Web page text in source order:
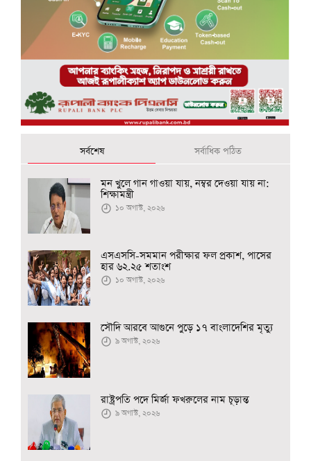
সর্বশেষ সর্বাধিক পঠিত
মন খুলে গান গাওয়া যায়, নম্বর দেওয়া যায় না:
শিক্ষামন্ত্রী
১০ অগাস্ট, ২০২৬
এসএসসি-সমমান পরীক্ষার ফল প্রকাশ, পাসের
হার ৬২.২৫ শতাংশ
১০ অগাস্ট, ২০২৬
সৌদি আরবে আগুনে পুড়ে ১৭ বাংলাদেশির মৃত্যু
৯ অগাস্ট, ২০২৬
রাষ্ট্রপতি পদে মির্জা ফখরুলের নাম চূড়ান্ত
৯ অগাস্ট, ২০২৬